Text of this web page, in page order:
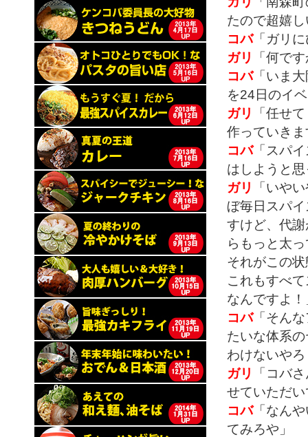
たので超嬉
コバ「ガリ
ガリ
「何で
コバ「いま
を24日のイ
ガリ
「任せ
作っていき
コバ「スパ
はしようと
ガリ
「いや
ぼ毎日スパ
すけど、代
らもっと太
それがこの
これもすべ
なんですよ
コバ「そん
たいな体系
わけないや
ガリ
「コバ
せていただ
コバ「なん
てみろや」